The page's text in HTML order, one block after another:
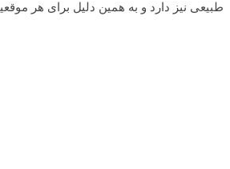
طبیعی نیز دارد و به همین دلیل برای هر